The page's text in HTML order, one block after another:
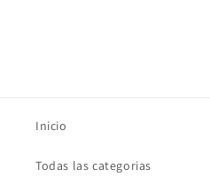
Inicio
Todas las categorias